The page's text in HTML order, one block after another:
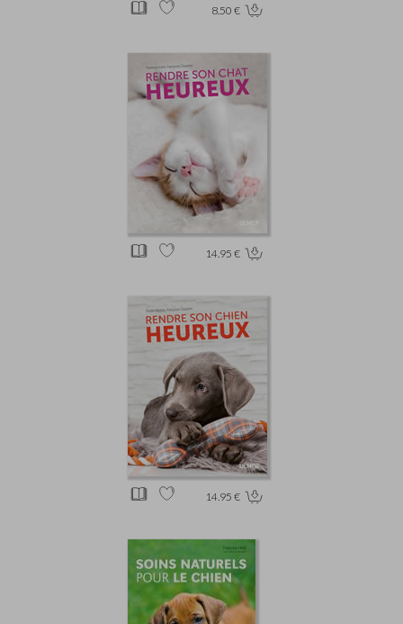
8.50 €
14.95 €
14.95 €